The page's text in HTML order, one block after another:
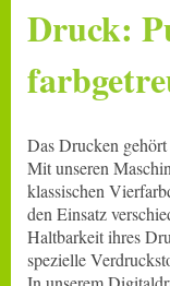
Druck:
Das Drucken
Mit unseren
klassischen
den Einsatz
Haltbarkeit ihres
spezielle